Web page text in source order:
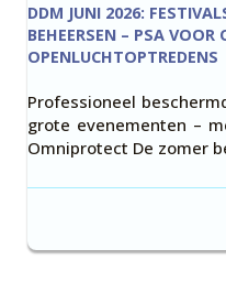
DDM JUNI 2026:
BEHEERSEN – PSA
OPENLUCHTOPTREDENS
Professioneel
grote evenementen –
Omniprotect De zomer